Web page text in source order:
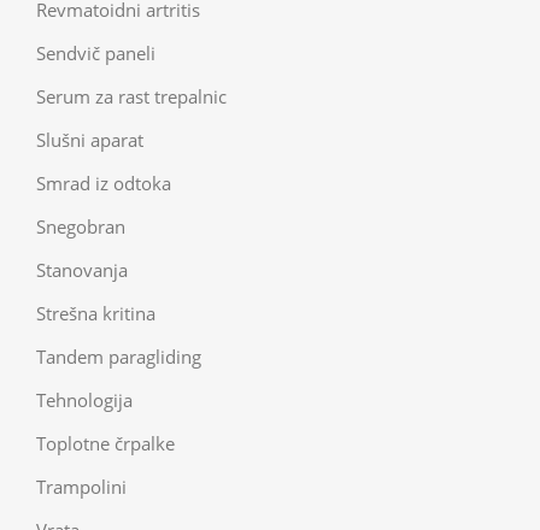
Revmatoidni artritis
Sendvič paneli
Serum za rast trepalnic
Slušni aparat
Smrad iz odtoka
Snegobran
Stanovanja
Strešna kritina
Tandem paragliding
Tehnologija
Toplotne črpalke
Trampolini